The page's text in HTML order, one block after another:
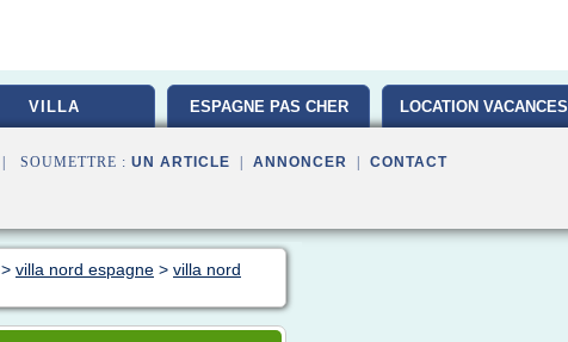
VILLA ESPAGNE PAS CHER LOCATION VACANCES
| SOUMETTRE : UN ARTICLE ANNONCER CONTACT
> villa nord espagne > villa nord